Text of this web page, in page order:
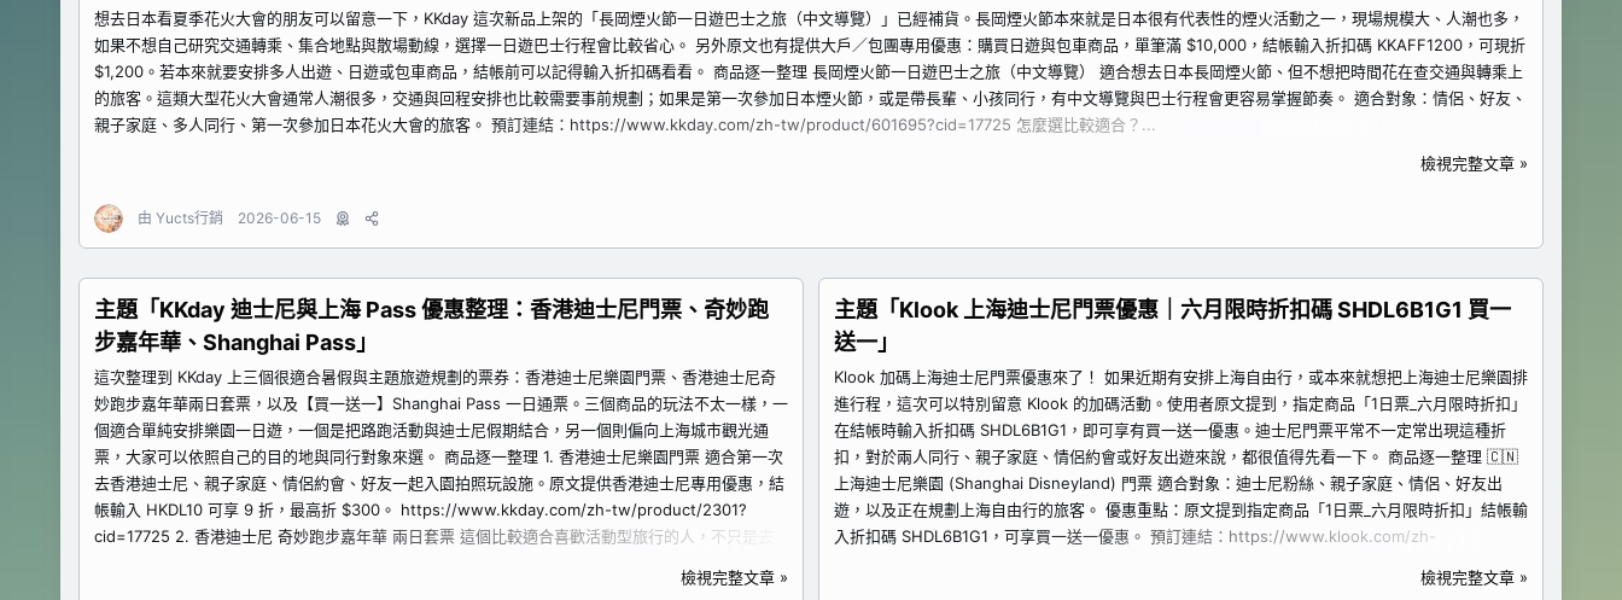
想去日本看夏季花火大會的朋友可以留意一下，KKday 這次新品上架的「長岡煙火節一日遊巴士之旅（中文導覽）」已經補貨。長岡煙火節本來就是日本很有代表性的煙火活動之一，現場規模大、人潮也多，
如果不想自己研究交通轉乘、集合地點與散場動線，選擇一日遊巴士行程會比較省心。 另外原文也有提供大戶／包團專用優惠：購買日遊與包車商品，單筆滿 $10,000，結帳輸入折扣碼 KKAFF1200，可現折
$1,200。若本來就要安排多人出遊、日遊或包車商品，結帳前可以記得輸入折扣碼看看。 商品逐一整理 長岡煙火節一日遊巴士之旅（中文導覽） 適合想去日本長岡煙火節、但不想把時間花在查交通與轉乘上
的旅客。這類大型花火大會通常人潮很多，交通與回程安排也比較需要事前規劃；如果是第一次參加日本煙火節，或是帶長輩、小孩同行，有中文導覽與巴士行程會更容易掌握節奏。 適合對象：情侶、好友、
親子家庭、多人同行、第一次參加日本花火大會的旅客。 預訂連結：https://www.kkday.com/zh-tw/product/601695?cid=17725 怎麼選比較適合？...
檢視完整文章 »
由 Yucts行銷 2026-06-15
主題「KKday 迪士尼與上海 Pass 優惠整理：香港迪士尼門票、奇妙跑
步嘉年華、Shanghai Pass」
這次整理到 KKday 上三個很適合暑假與主題旅遊規劃的票券：香港迪士尼樂園門票、香港迪士尼奇
妙跑步嘉年華兩日套票，以及【買一送一】Shanghai Pass 一日通票。三個商品的玩法不太一樣，一
個適合單純安排樂園一日遊，一個是把路跑活動與迪士尼假期結合，另一個則偏向上海城市觀光通
票，大家可以依照自己的目的地與同行對象來選。 商品逐一整理 1. 香港迪士尼樂園門票 適合第一次
去香港迪士尼、親子家庭、情侶約會、好友一起入園拍照玩設施。原文提供香港迪士尼專用優惠，結
帳輸入 HKDL10 可享 9 折，最高折 $300。 https://www.kkday.com/zh-tw/product/2301?
cid=17725 2. 香港迪士尼 奇妙跑步嘉年華 兩日套票 這個比較適合喜歡活動型旅行的人，不只是去
檢視完整文章 »
主題「Klook 上海迪士尼門票優惠｜六月限時折扣碼 SHDL6B1G1 買一
送一」
Klook 加碼上海迪士尼門票優惠來了！ 如果近期有安排上海自由行，或本來就想把上海迪士尼樂園排
進行程，這次可以特別留意 Klook 的加碼活動。使用者原文提到，指定商品「1日票_六月限時折扣」
在結帳時輸入折扣碼 SHDL6B1G1，即可享有買一送一優惠。迪士尼門票平常不一定常出現這種折
扣，對於兩人同行、親子家庭、情侶約會或好友出遊來說，都很值得先看一下。 商品逐一整理 🇨🇳
上海迪士尼樂園 (Shanghai Disneyland) 門票 適合對象：迪士尼粉絲、親子家庭、情侶、好友出
遊，以及正在規劃上海自由行的旅客。 優惠重點：原文提到指定商品「1日票_六月限時折扣」結帳輸
入折扣碼 SHDL6B1G1，可享買一送一優惠。 預訂連結：https://www.klook.com/zh-
行程會安排迪士尼，而且同行人數剛好是兩人或成雙組合，這次買一送一活動會特別適合留意。建議
檢視完整文章 »